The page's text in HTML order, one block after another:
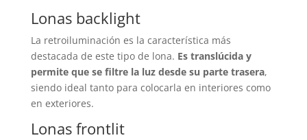
Lonas backlight
La retroiluminación es la característica más
destacada de este tipo de lona. Es translúcida y
permite que se filtre la luz desde su parte trasera,
siendo ideal tanto para colocarla en interiores como
en exteriores.
Lonas frontlit